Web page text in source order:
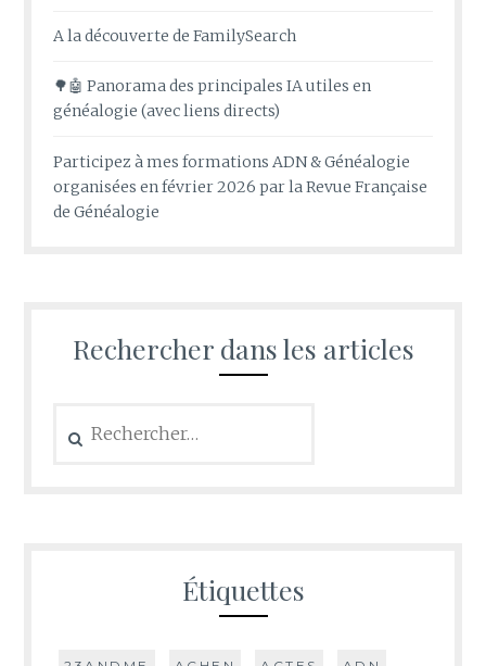
A la découverte de FamilySearch
🌳🤖 Panorama des principales IA utiles en
généalogie (avec liens directs)
Participez à mes formations ADN & Généalogie
organisées en février 2026 par la Revue Française
de Généalogie
Rechercher dans les articles
Étiquettes